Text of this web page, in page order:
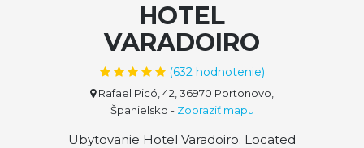
HOTEL
VARADOIRO
(632hodnotenie)
Rafael Picó, 42, 36970 Portonovo,
Španielsko - Zobraziť mapu
Ubytovanie Hotel Varadoiro. Located